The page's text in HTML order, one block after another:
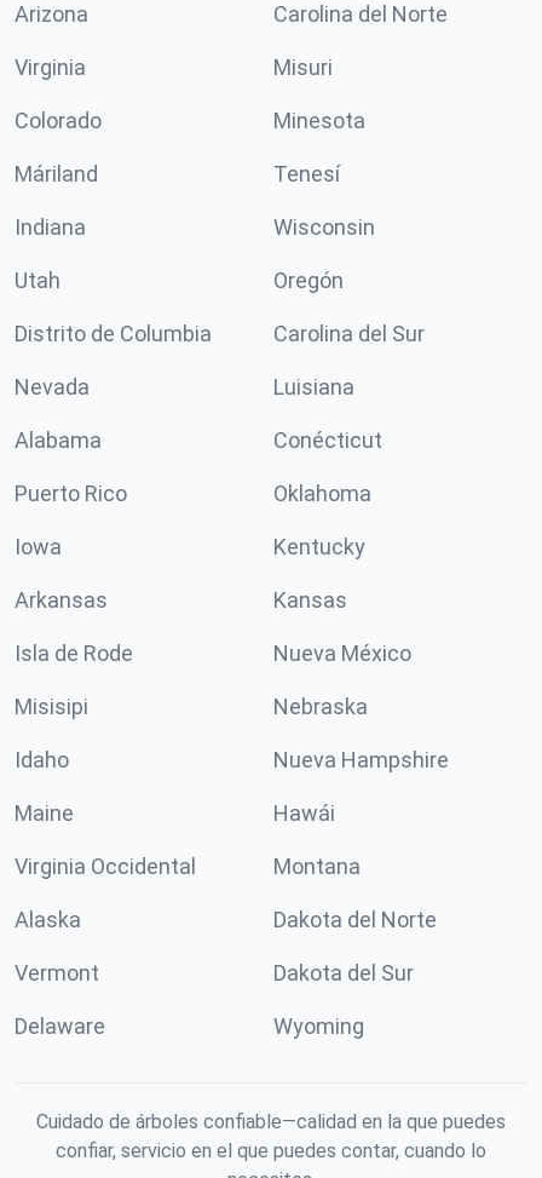
Arizona Carolina del Norte
Virginia Misuri
Colorado Minesota
Máriland Tenesí
Indiana Wisconsin
Utah Oregón
Distrito de Columbia Carolina del Sur
Nevada Luisiana
Alabama Conécticut
Puerto Rico Oklahoma
Iowa Kentucky
Arkansas Kansas
Isla de Rode Nueva México
Misisipi Nebraska
Idaho Nueva Hampshire
Maine Hawái
Virginia Occidental Montana
Alaska Dakota del Norte
Vermont Dakota del Sur
Delaware Wyoming
Cuidado de árboles confiable—calidad en la que puedes
confiar, servicio en el que puedes contar, cuando lo